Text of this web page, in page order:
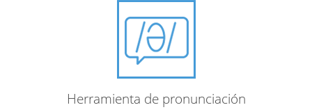
Herramienta de pronunciación